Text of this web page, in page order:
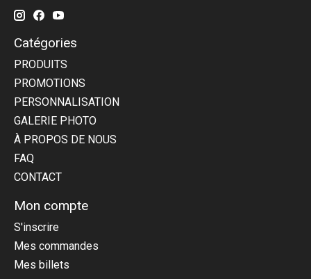
Catégories
PRODUITS
PROMOTIONS
PERSONNALISATION
GALERIE PHOTO
À PROPOS DE NOUS
FAQ
CONTACT
Mon compte
S'inscrire
Mes commandes
Mes billets